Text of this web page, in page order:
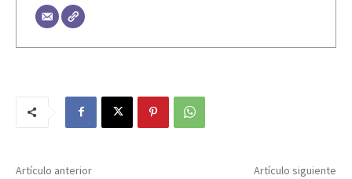
Artículo anterior Artículo siguiente